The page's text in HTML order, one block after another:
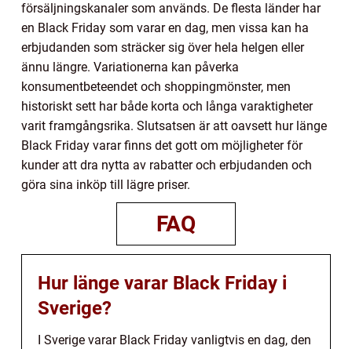
försäljningskanaler som används. De flesta länder har
en Black Friday som varar en dag, men vissa kan ha
erbjudanden som sträcker sig över hela helgen eller
ännu längre. Variationerna kan påverka
konsumentbeteendet och shoppingmönster, men
historiskt sett har både korta och långa varaktigheter
varit framgångsrika. Slutsatsen är att oavsett hur länge
Black Friday varar finns det gott om möjligheter för
kunder att dra nytta av rabatter och erbjudanden och
göra sina inköp till lägre priser.
FAQ
Hur länge varar Black Friday i
Sverige?
I Sverige varar Black Friday vanligtvis en dag, den